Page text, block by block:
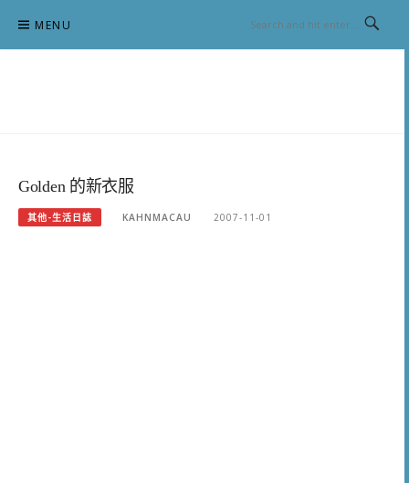
content
MENU
Golden 的新衣服
其他-生活日誌 KAHNMACAU 2007-11-01